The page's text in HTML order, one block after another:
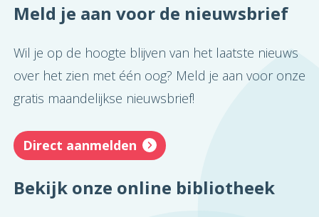
Meld je aan voor de nieuwsbrief
Wil je op de hoogte blijven van het laatste nieuws
over het zien met één oog? Meld je aan voor onze
gratis maandelijkse nieuwsbrief!
Direct aanmelden
Bekijk onze online bibliotheek